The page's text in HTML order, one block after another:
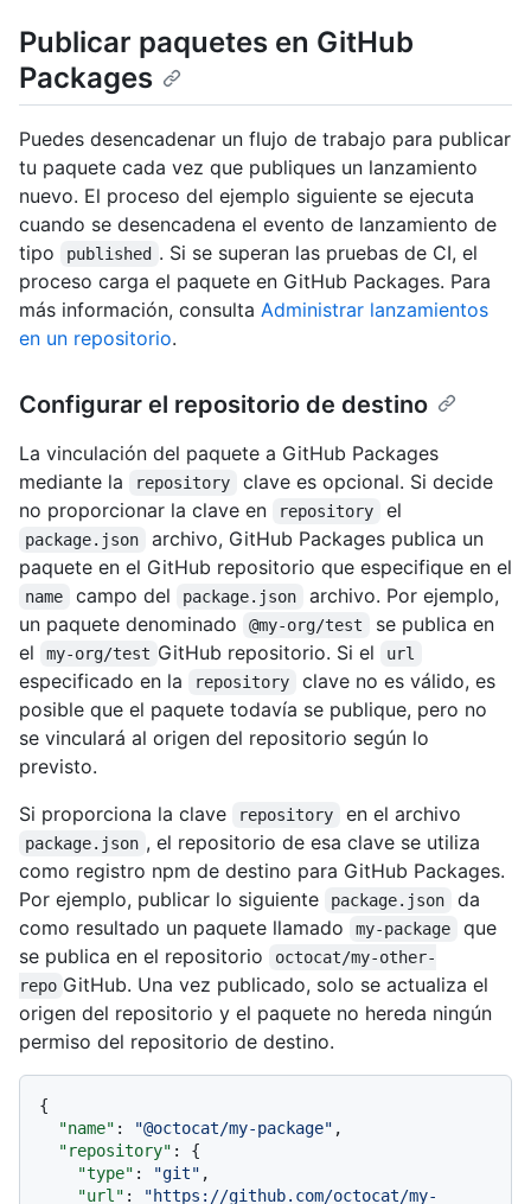
Publicar paquetes en GitHub
Packages
Puedes desencadenar un flujo de trabajo para publicar
tu paquete cada vez que publiques un lanzamiento
nuevo. El proceso del ejemplo siguiente se ejecuta
cuando se desencadena el evento de lanzamiento de
tipo
published . Si se superan las pruebas de CI, el
proceso carga el paquete en GitHub Packages. Para
más información, consulta Administrar lanzamientos
en un repositorio.
Configurar el repositorio de destino
La vinculación del paquete a GitHub Packages
mediante la
repository
clave es opcional. Si decide
no proporcionar la clave en
repository el
package.json
archivo, GitHub Packages publica un
paquete en el GitHub repositorio que especifique en el
name campo del package.json
archivo. Por ejemplo,
un paquete denominado
@my-org/test
se publica en
el
my-org/test GitHub repositorio. Si el url
especificado en la repository
clave no es válido, es
posible que el paquete todavía se publique, pero no
se vinculará al origen del repositorio según lo
previsto.
Si proporciona la clave
repository en el archivo
package.json , el repositorio de esa clave se utiliza
como registro npm de destino para GitHub Packages.
Por ejemplo, publicar lo siguiente
package.json
da
como resultado un paquete llamado
my-package
que
se publica en el repositorio
octocat/my-other-
repo GitHub. Una vez publicado, solo se actualiza el
origen del repositorio y el paquete no hereda ningún
permiso del repositorio de destino.
{
"name" : "@octocat/my-package" ,
"repository" :
{
"type" : "git" ,
"url" : "https://github.com/octocat/my-